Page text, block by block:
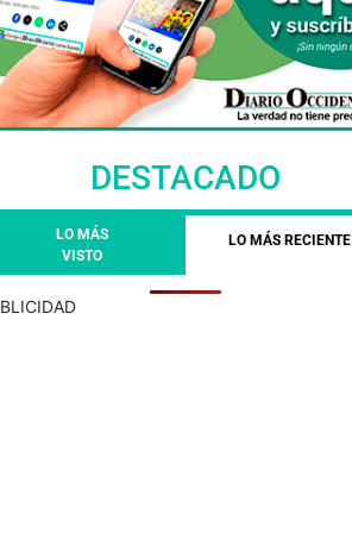
DESTACADO
LO MÁS
VISTO
LO MÁS RECIENTE